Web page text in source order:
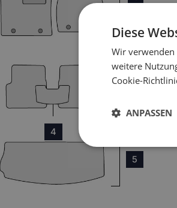
4
3
5
Diese
Wir
weitere
Cookie-
ANPASSEN